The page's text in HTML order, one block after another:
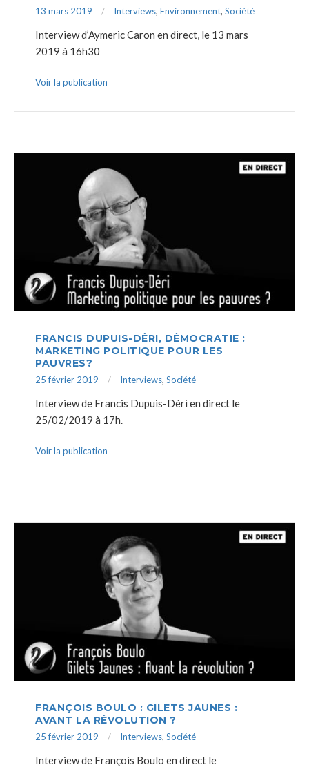
13 mars 2019 Interviews, Environnement, Société
Interview d’Aymeric Caron en direct, le 13 mars
2019 à 16h30
Voir la publication
FRANCIS DUPUIS-DÉRI, DÉMOCRATIE :
MARKETING POLITIQUE POUR LES
PAUVRES?
25 février 2019 Interviews, Société
Interview de Francis Dupuis-Déri en direct le
25/02/2019 à 17h.
Voir la publication
FRANÇOIS BOULO : GILETS JAUNES :
AVANT LA RÉVOLUTION ?
25 février 2019 Interviews, Société
Interview de François Boulo en direct le